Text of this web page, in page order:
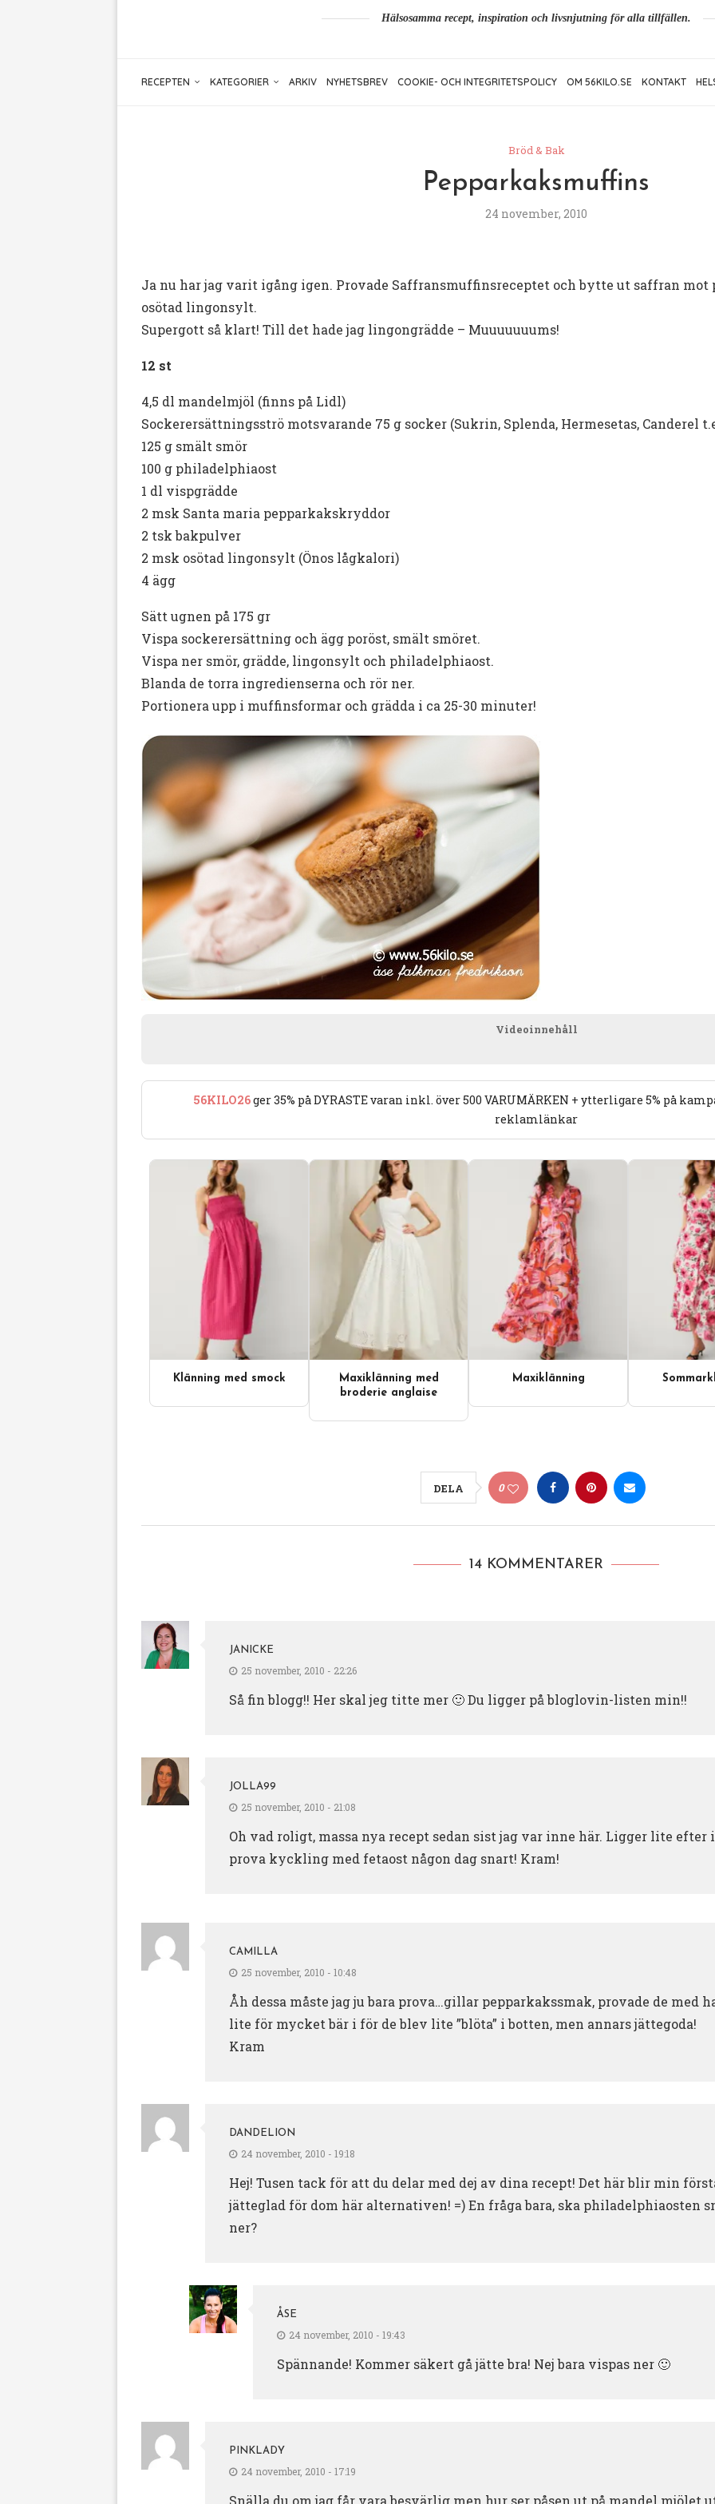
Hälsosamma recept, inspiration och livsnjutning för alla tillfällen.
RECEPTEN KATEGORIER ARKIV NYHETSBREV COOKIE- OCH INTEGRITETSPOLICY OM 56KILO.SE KONTAKT
Bröd & Bak
Pepparkaksmuffins
24 november, 2010
Ja nu har jag varit igång igen. Provade Saffransmuffinsreceptet och bytte ut saffran
osötad lingonsylt.
Supergott så klart! Till det hade jag lingongrädde – Muuuuuuums!
12 st
4,5 dl mandelmjöl (finns på Lidl)
Sockerersättningsströ motsvarande 75 g socker (Sukrin, Splenda, Hermesetas, Canderel
125 g smält smör
100 g philadelphiaost
1 dl vispgrädde
2 msk Santa maria pepparkakskryddor
2 tsk bakpulver
2 msk osötad lingonsylt (Önos lågkalori)
4 ägg
Sätt ugnen på 175 gr
Vispa sockerersättning och ägg poröst, smält smöret.
Vispa ner smör, grädde, lingonsylt och philadelphiaost.
Blanda de torra ingredienserna och rör ner.
Portionera upp i muffinsformar och grädda i ca 25-30 minuter!
Videoinnehåll
56KILO26ger 35% på DYRASTE varan inkl. över 500 VARUMÄRKEN + ytterligare 5% på
reklamlänkar
Klänning med smock
Maxiklänning med
broderie anglaise
Maxiklänning
DELA 0
14 KOMMENTARER
JANICKE
25 november, 2010 - 22:26
Så fin blogg!! Her skal jeg titte mer 🙂 Du ligger på bloglovin-listen min!!
JOLLA99
25 november, 2010 - 21:08
Oh vad roligt, massa nya recept sedan sist jag var inne här. Ligger lite
prova kyckling med fetaost någon dag snart! Kram!
CAMILLA
25 november, 2010 - 10:48
Åh dessa måste jag ju bara prova…gillar pepparkakssmak, provade de med
lite för mycket bär i för de blev lite ”blöta” i botten, men annars jättegoda!
Kram
DANDELION
24 november, 2010 - 19:18
Hej! Tusen tack för att du delar med dej av dina recept! Det här blir min
jätteglad för dom här alternativen! =) En fråga bara, ska philadelphiaosten
ner?
ÅSE
24 november, 2010 - 19:43
Spännande! Kommer säkert gå jätte bra! Nej bara vispas ner 🙂
PINKLADY
24 november, 2010 - 17:19
Snälla du om jag får vara besvärlig men hur ser påsen ut på mandel mjölet